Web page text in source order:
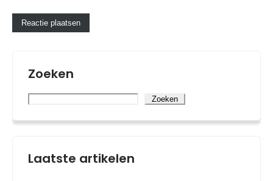
Zoeken
Zoeken
Laatste artikelen